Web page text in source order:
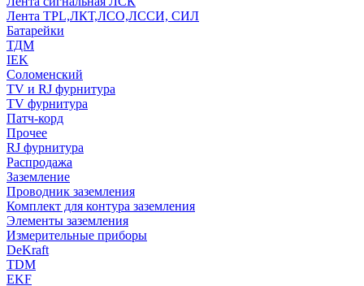
Лента TPL,ЛКТ,ЛСО,ЛССИ, СИЛ
Батарейки
ТДМ
IEK
Соломенский
TV и RJ фурнитура
TV фурнитура
Патч-корд
Прочее
RJ фурнитура
Распродажа
Заземление
Проводник заземления
Комплект для контура заземления
Элементы заземления
Измерительные приборы
DeKraft
TDM
EKF